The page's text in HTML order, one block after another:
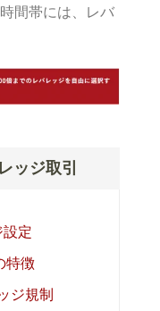
間帯には、レバ
ッジ取引
定
特徴
ジ規制